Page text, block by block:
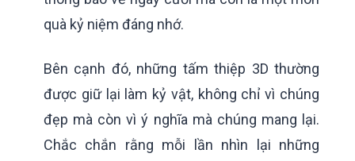
quà kỷ niệm đáng nhớ.
Bên cạnh đó, những tấm thiệp 3D thường
được giữ lại làm kỷ vật, không chỉ vì chúng
đẹp mà còn vì ý nghĩa mà chúng mang lại.
Chắc chắn rằng mỗi lần nhìn lại những